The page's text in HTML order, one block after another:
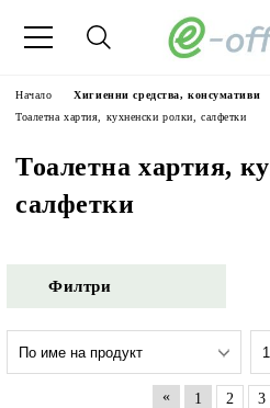
Начало
Хигиенни средства, консумативи
Тоалетна хартия, кухненски ролки, салфетки
Тоалетна хартия,
салфетки
Филтри
« 1 2 3